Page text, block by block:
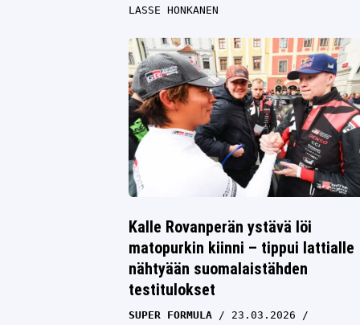
LASSE HONKANEN
Kalle Rovanperän ystävä löi
matopurkin kiinni – tippui lattialle
nähtyään suomalaistähden
testitulokset
SUPER FORMULA
23.03.2026